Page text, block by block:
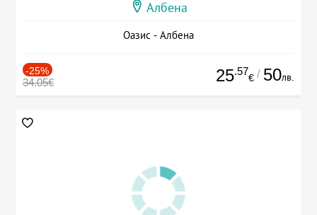
Албена
Оазис - Албена
-25%
34.05€ 25.57
€ / 50лв.